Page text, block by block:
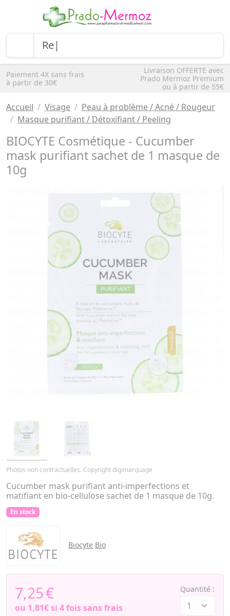
Paiement 4X sans frais
à partir de 30€
Livraison OFFERTE avec
Prado Mermoz Premium
ou à partir de 55€
Accueil Visage
Peau à problème / Acné / Rougeur
Masque purifiant / Détoxifiant / Peeling
BIOCYTE Cosmétique - Cucumber
mask purifiant sachet de 1 masque de
10g
Photos non contractuelles. Copyright digimarquage
Cucumber mask purifiant anti-imperfections et
matifiant en bio-cellulose sachet de 1 masque de 10g.
En stock
Biocyte Bio
7,25€
ou 1,81€si 4 fois sans frais
Quantité :